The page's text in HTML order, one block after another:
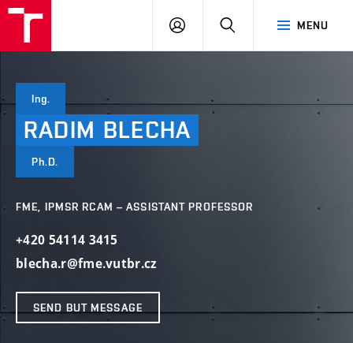
MENU
LOG
SEARCH
Ing.
RADIM BLECHA
Ph.D.
FME, IPMSR RCAM – ASSISTANT PROFESSOR
+420 54114 3415
blecha.r@fme.vutbr.cz
SEND BUT MESSAGE